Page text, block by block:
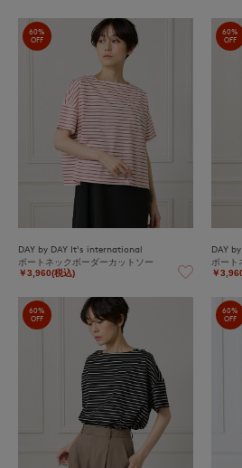
60%
OFF
DAY by DAY It's international
ボートネックボーダーカットソー
￥3,960(税込)
60%
OFF
DAY
ボート
￥
60%
OFF
60%
OFF